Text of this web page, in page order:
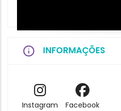
INFORMAÇÕES
Instagram Facebook